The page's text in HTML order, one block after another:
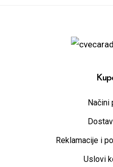
Načini
Reklamacije i
Uslovi